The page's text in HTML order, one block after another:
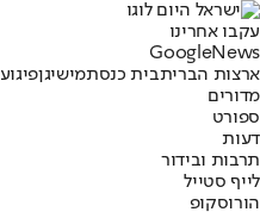
עקבו אחרינו
Googl eNews
ארצות הבריתבית כנסתמישיגןפיגוע
מדורים
ספורט
דעות
תרבות ובידור
לייף סטייל
הורוסקופ